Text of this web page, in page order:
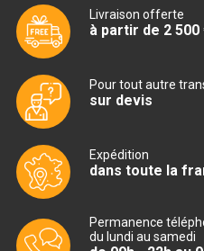
CUISINIÈRE 600
CUISINIÈRE 700
CUISINIÈRE 600
CUISINIÈRE 900
Livraison offerte
à partir de 2 500
Pour tout autre
sur devis
Expédition
dans toute la
Permanence
du lundi au samedi